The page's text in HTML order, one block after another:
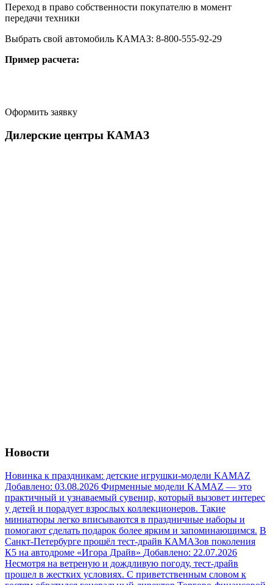
Переход в право собственности покупателю в момент
передачи техники
Выбрать свой автомобиль КАМАЗ: 8-800-555-92-29
Пример расчета:
Оформить заявку
Дилерские центры КАМАЗ
Новости
Новинка к праздникам: детские игрушки-модели KAMAZ
Добавлено: 03.08.2026 Фирменные модели KAMAZ — это
практичный и узнаваемый сувенир, который вызовет интерес
у детей и порадует взрослых коллекционеров. Такие
миниатюры легко вписываются в праздничные наборы и
помогают сделать подарок более ярким и запоминающимся. В
Санкт-Петербурге прошёл тест-драйв КАМАЗов поколения
К5 на автодроме «Игора Драйв» Добавлено: 22.07.2026
Несмотря на ветреную и дождливую погоду, тест-драйв
прошел в жестких условиях. С приветственным словом к